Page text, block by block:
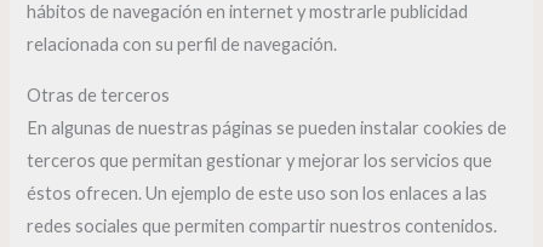
hábitos de navegación en internet y mostrarle publicidad
relacionada con su perfil de navegación.
Otras de terceros
En algunas de nuestras páginas se pueden instalar cookies de
terceros que permitan gestionar y mejorar los servicios que
éstos ofrecen. Un ejemplo de este uso son los enlaces a las
redes sociales que permiten compartir nuestros contenidos.